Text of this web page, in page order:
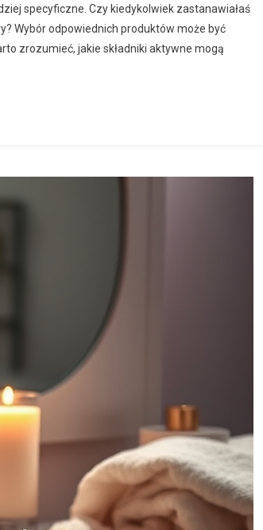
specyficzne. Czy kiedykolwiek zastanawiałaś
Wybór odpowiednich produktów może być
zrozumieć, jakie składniki aktywne mogą